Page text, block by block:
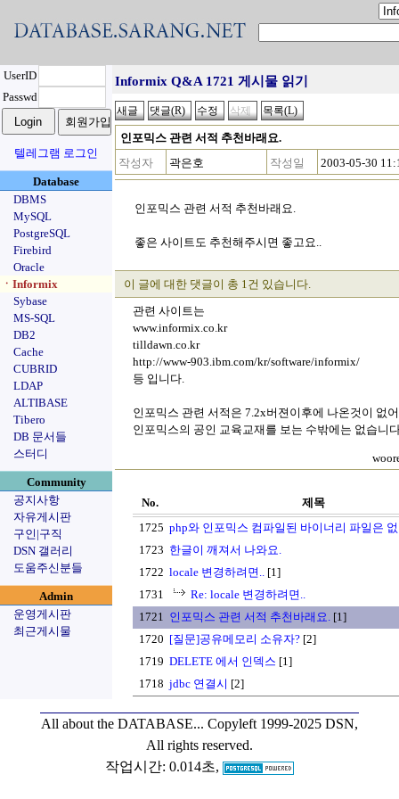
UserID
Passwd
텔레그램 로그인
Database
DBMS
MySQL
PostgreSQL
Firebird
Oracle
ㆍInformix
Sybase
MS-SQL
DB2
Cache
CUBRID
LDAP
ALTIBASE
Tibero
DB 문서들
스터디
Community
공지사항
자유게시판
구인|구직
DSN 갤러리
도움주신분들
Admin
운영게시판
최근게시물
Informix Q&A 1721 게시물 읽기
인포믹스 관련 서적 추천바래요.
작성자
곽은호 작성일 2003-05-30
인포믹스 관련 서적 추천바래요.
좋은 사이트도 추천해주시면 좋고요..
이 글에 대한 댓글이 총 1건 있습니다.
관련 사이트는
www.informix.co.kr
tilldawn.co.kr
http://www-903.ibm.com/kr/software/informix/
등 입니다.
인포믹스 관련 서적은 7.2x버젼이후에 나온것이 없
인포믹스의 공인 교육교재를 보는 수밖에는 없습니
No.
제목
1725 php와 인포믹스 컴파일된 바이너리 파일은
1723 한글이 깨져서 나와요.
1722 locale 변경하려면.. [1]
1731
Re: locale 변경하려면..
1721 인포믹스 관련 서적 추천바래요. [1]
1720 [질문]공유메모리 소유자? [2]
1719 DELETE 에서 인덱스 [1]
1718 jdbc 연결시 [2]
All about the DATABASE... Copyleft 1999-2025 DSN,
All rights reserved.
작업시간: 0.014초,